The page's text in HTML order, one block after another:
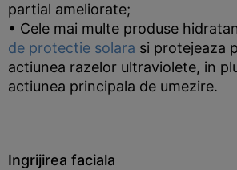
partial ameliorate;
• Cele mai multe produse
de protectie solara si protejeaza
actiunea razelor ultraviolete, in
actiunea principala de umezire.
Ingrijirea faciala